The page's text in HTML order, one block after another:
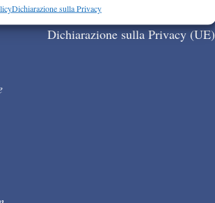
Dichiarazione sulla Privacy
Cookie Policy (UE)
Dichiarazione sulla Privacy (UE)